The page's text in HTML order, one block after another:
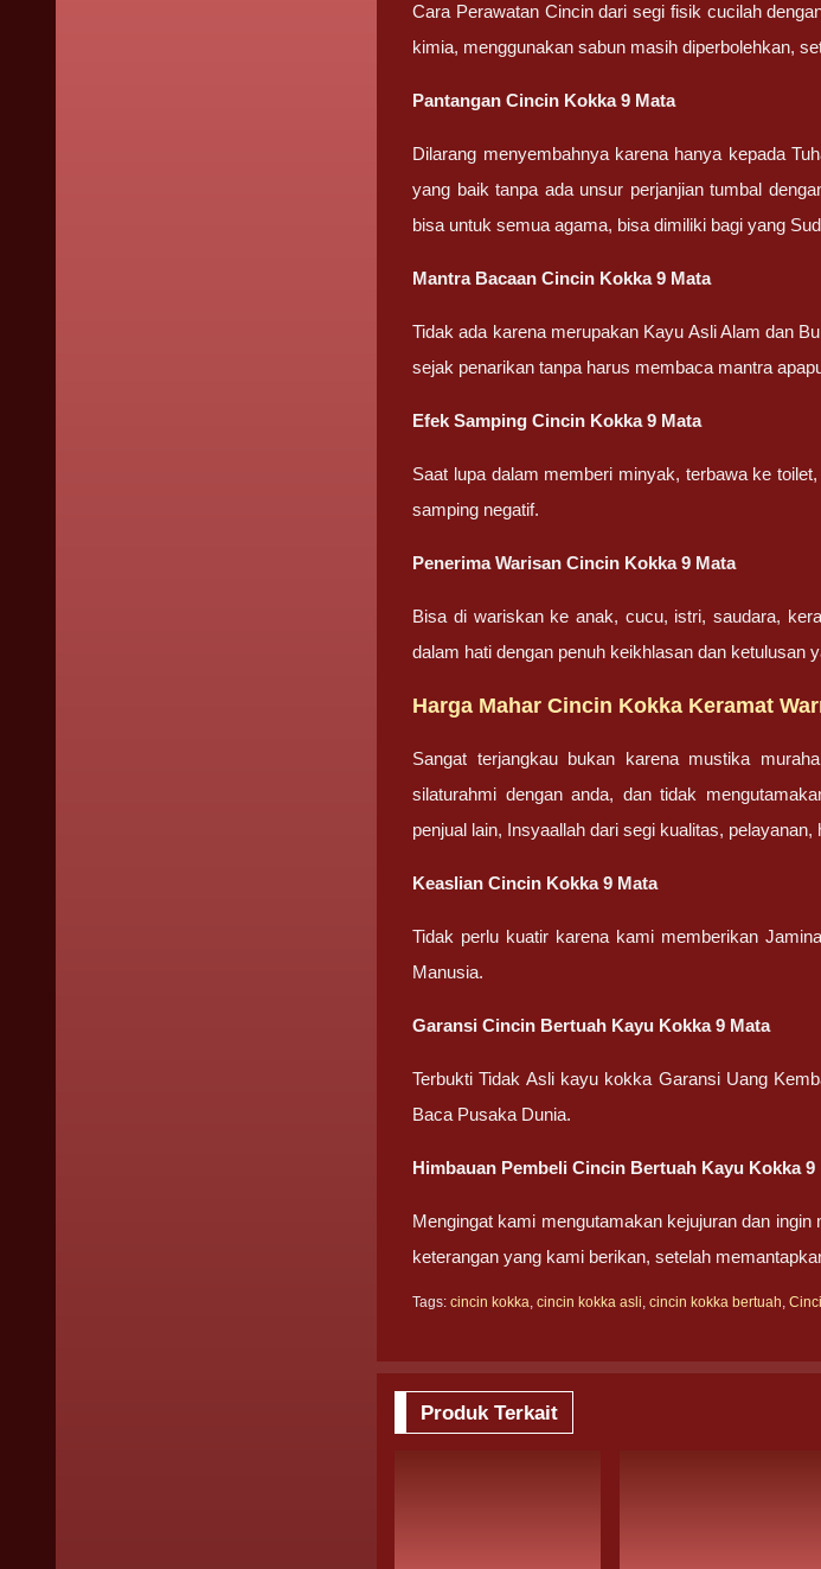
Cara Perawatan Cincin dari segi fisik cucilah
kimia, menggunakan sabun masih diperbolehkan,
Pantangan Cincin Kokka 9 Mata
Dilarang menyembahnya karena hanya kepada
yang baik tanpa ada unsur perjanjian tumbal
bisa untuk semua agama, bisa dimiliki bagi yang
Mantra Bacaan Cincin Kokka 9 Mata
Tidak ada karena merupakan Kayu Asli Alam dan
sejak penarikan tanpa harus membaca mantra
Efek Samping Cincin Kokka 9 Mata
Saat lupa dalam memberi minyak, terbawa ke
samping negatif.
Penerima Warisan Cincin Kokka 9 Mata
Bisa di wariskan ke anak, cucu, istri, saudara,
dalam hati dengan penuh keikhlasan dan ketulusan
Harga Mahar Cincin Kokka Keramat
Sangat terjangkau bukan karena mustika
silaturahmi dengan anda, dan tidak
penjual lain, Insyaallah dari segi kualitas,
Keaslian Cincin Kokka 9 Mata
Tidak perlu kuatir karena kami memberikan
Manusia.
Garansi Cincin Bertuah Kayu Kokka 9 Mata
Terbukti Tidak Asli kayu kokka Garansi Uang
Baca Pusaka Dunia.
Himbauan Pembeli Cincin Bertuah Kayu Kokka 9
Mengingat kami mengutamakan kejujuran dan
keterangan yang kami berikan, setelah
Tags:cincin kokka,cincin kokka asli,cincin kokka bertuah,
Produk Terkait